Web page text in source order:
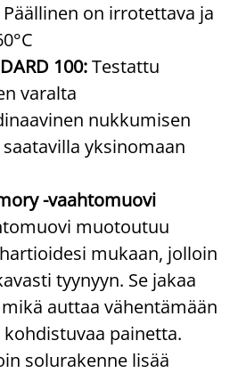
Päällinen on irrotettava ja
100:Testattu
varalta
nukkumisen
yksinomaan
-vaahtomuovi
muotoutuu
mukaan, jolloin
tyynyyn. Se jakaa
auttaa vähentämään
painetta.
solurakenne lisää